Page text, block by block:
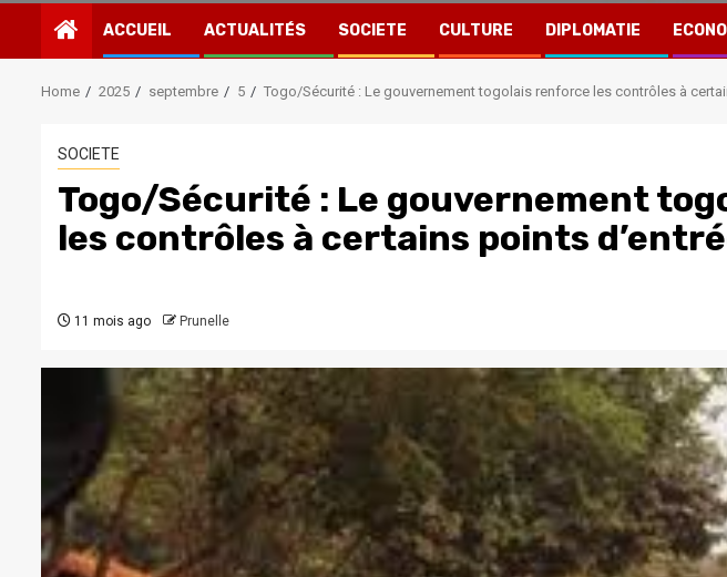
ACCUEIL ACTUALITÉS SOCIETE CULTURE DIPLOMATIE
Home 2025 septembre 5 Togo/Sécurité : Le gouvernement togolais renforce les contrôles à
SOCIETE
Togo/Sécurité : Le gouvernement
les contrôles à certains points
11 mois ago Prunelle